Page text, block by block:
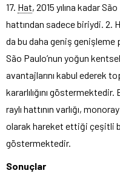
17. Hat, 2015 yılına kadar
hattından sadece biriydi. 2.
da bu daha geniş genişleme
São Paulo’nun yoğun
avantajlarını kabul ederek
kararlılığını
raylı hattının varlığı,
olarak hareket ettiği çeşitli
göstermektedir.
Sonuçlar